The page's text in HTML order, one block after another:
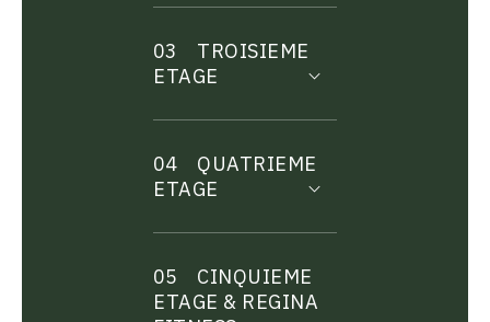
03
TROISIEME
ETAGE
04
QUATRIEME
ETAGE
05
CINQUIEME
ETAGE & REGINA